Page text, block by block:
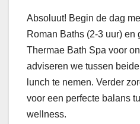
Absoluut! Begin de dag
Roman Baths (2-3 uur) en
Thermae Bath Spa voor
adviseren we tussen
lunch te nemen. Verder
voor een perfecte balans
wellness.